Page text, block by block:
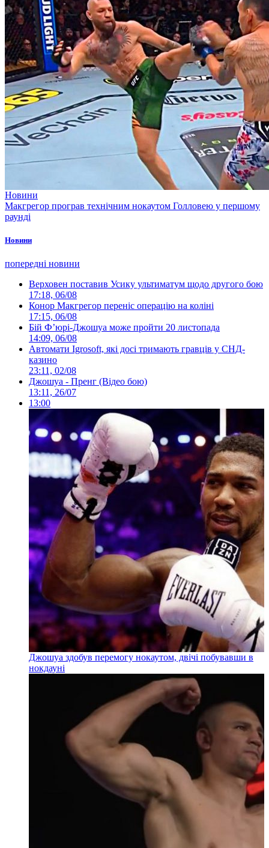
Новини
Макгрегор програв технічним нокаутом Голловею у першому
раунді
Новини
попередні новини
Верховен поставив Усику ультиматум щодо другого бою
17:18, 06/08
Конор Макгрегор переніс операцію на коліні
17:15, 06/08
Бій Ф’юрі-Джошуа може пройти 20 листопада
14:09, 06/08
Автомати Igrosoft, які досі тримають гравців у СНД-
казино
23:11, 02/08
Джошуа - Пренг (Відео бою)
13:11, 26/07
13:00
Джошуа здобув перемогу нокаутом, двічі побувавши в
нокдауні